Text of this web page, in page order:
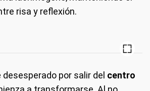
risa y reflexión.
por salir del centro